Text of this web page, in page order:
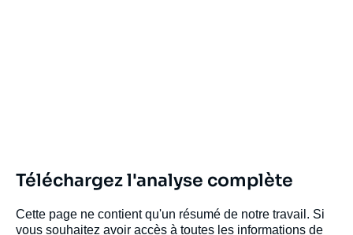
Téléchargez l'analyse complète
Cette page ne contient qu'un résumé de notre travail. Si
vous souhaitez avoir accès à toutes les informations de